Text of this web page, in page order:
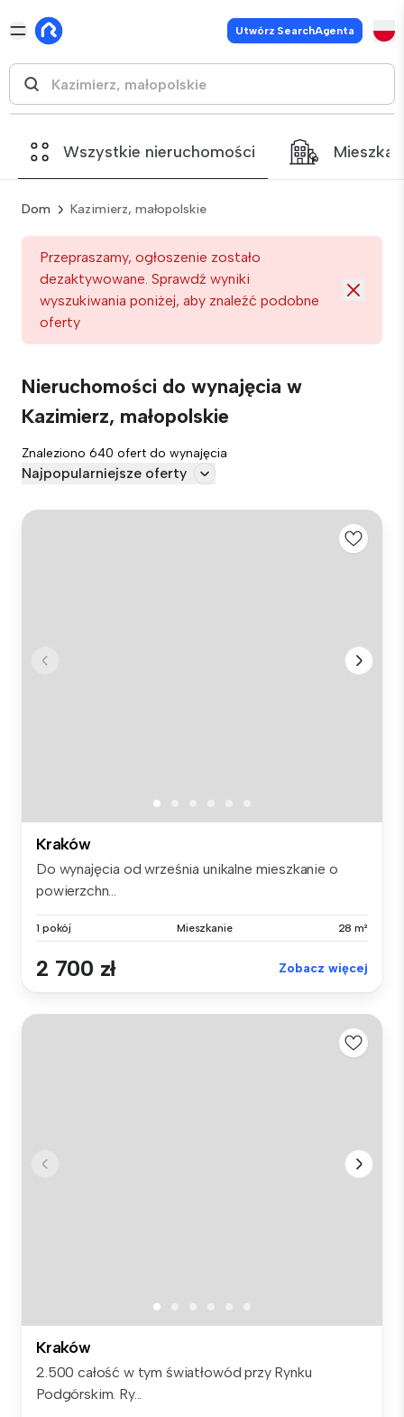
Utwórz SearchAgenta
Wszystkie nieruchomości
Dom Kazimierz, małopolskie
Przepraszamy, ogłoszenie zostało
dezaktywowane. Sprawdź wyniki
wyszukiwania poniżej, aby znaleźć podobne
oferty
Nieruchomości do wynajęcia w
Kazimierz, małopolskie
Znaleziono 640 ofert do wynajęcia
Najpopularniejsze oferty
Kraków
Do wynajęcia od września unikalne mieszkanie o
powierzchn...
1 pokój Mieszkanie 28 m²
2 700 zł Zobacz więcej
Kraków
2.500 całość w tym światłowód przy Rynku
Podgórskim. Ry...